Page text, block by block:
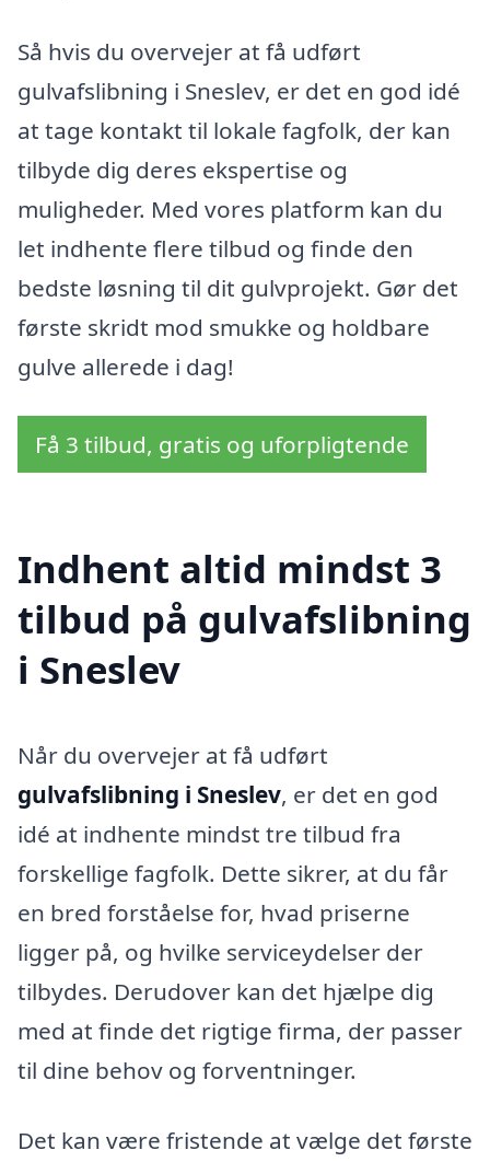
Så hvis du overvejer at få udført
gulvafslibning i Sneslev, er det en god idé
at tage kontakt til lokale fagfolk, der kan
tilbyde dig deres ekspertise og
muligheder. Med vores platform kan du
let indhente flere tilbud og finde den
bedste løsning til dit gulvprojekt. Gør det
første skridt mod smukke og holdbare
gulve allerede i dag!
Få 3 tilbud, gratis og uforpligtende
Indhent altid mindst 3
tilbud på gulvafslibning
i Sneslev
Når du overvejer at få udført
gulvafslibning i Sneslev, er det en god
idé at indhente mindst tre tilbud fra
forskellige fagfolk. Dette sikrer, at du får
en bred forståelse for, hvad priserne
ligger på, og hvilke serviceydelser der
tilbydes. Derudover kan det hjælpe dig
med at finde det rigtige firma, der passer
til dine behov og forventninger.
Det kan være fristende at vælge det første